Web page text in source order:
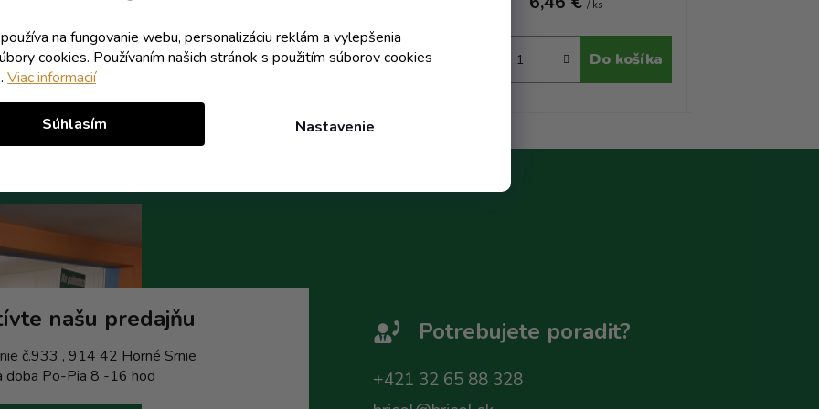
na fungovanie webu, personalizáciu reklám a vylepšenia
cookies. Používaním našich stránok s použitím súborov cookies
Viac informacií
Nastavenie
Súhlasím
Do košíka Do košíka
/ ks
Do košíka
našu predajňu
č.933 , 914 42 Horné Srnie
doba Po-Pia 8 -16 hod
Potrebujete poradit?
+421 32 65 88 328